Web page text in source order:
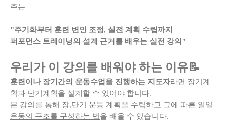
주는
"주기화부터 훈련 변인 조정, 실전 계획 수립까지
퍼포먼스 트레이닝의 설계 근거를 배우는 실전 강의"
우리가 이 강의를 배워야 하는 이유📝
훈련이나 장기간의 운동수업을 진행하는 지도자라면 장기계
획과 단기계획을 설계할 수 있어야 합니다.
본 강의를 통해 장,단기 운동 계획을 수립하고 그에 따른 일일
운동의 구조를 구성하는 법을 배울 수 있습니다.